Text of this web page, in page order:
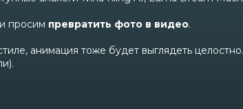
просим превратить фото в видео.
анимация тоже будет выглядеть